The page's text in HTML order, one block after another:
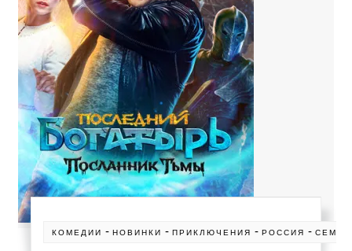
КОМЕДИИ -НОВИНКИ -ПРИКЛЮЧЕНИЯ -РОССИЯ -